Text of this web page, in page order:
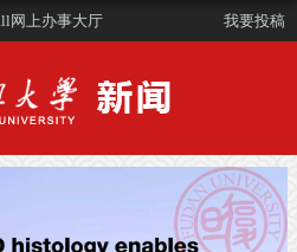
网上办事大厅 我要投稿